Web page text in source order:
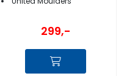
299,-